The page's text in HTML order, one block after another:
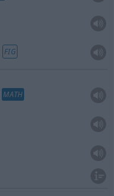
FIG
MATH